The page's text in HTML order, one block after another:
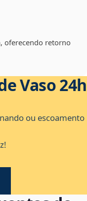
oferecendo retorno
Vaso 24h
ou escoamento